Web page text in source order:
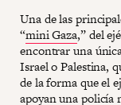
Una de las
“mini Gaza,” del
encontrar una
Israel o Palestina,
de la forma que el
apoyan una